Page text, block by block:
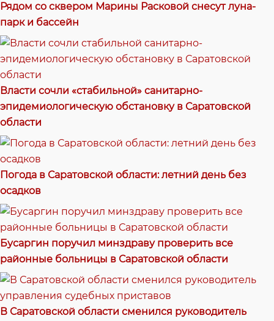
Рядом со сквером Марины Расковой снесут луна-
парк и бассейн
Власти сочли «стабильной» санитарно-
эпидемиологическую обстановку в Саратовской
области
Погода в Саратовской области: летний день без
осадков
Бусаргин поручил минздраву проверить все
районные больницы в Саратовской области
В Саратовской области сменился руководитель